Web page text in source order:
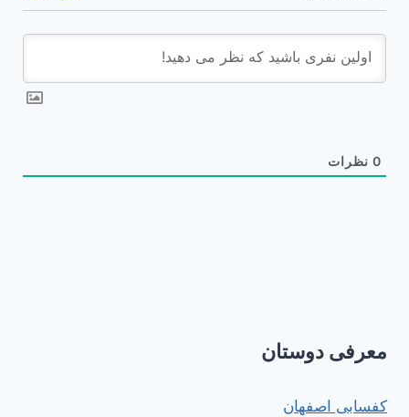
0 نظرات
معرفی دوستان
کفسابی اصفهان